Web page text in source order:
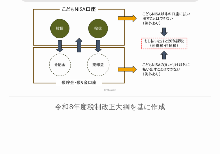
令和8年度税制改正大綱を基に作成